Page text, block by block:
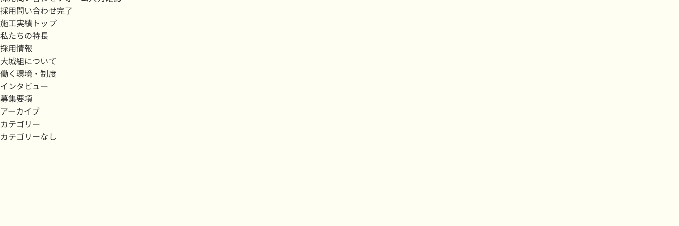
採用問い合わせ完了
施工実績トップ
私たちの特長
採用情報
大城組について
働く環境・制度
インタビュー
募集要項
アーカイブ
カテゴリー
カテゴリーなし